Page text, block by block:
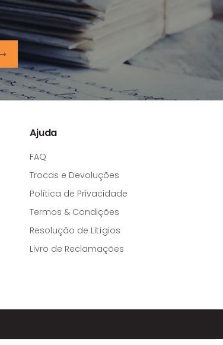
Ajuda
FAQ
Trocas e Devoluções
Política de Privacidade
Termos & Condições
Resolução de Litígios
Livro de Reclamações